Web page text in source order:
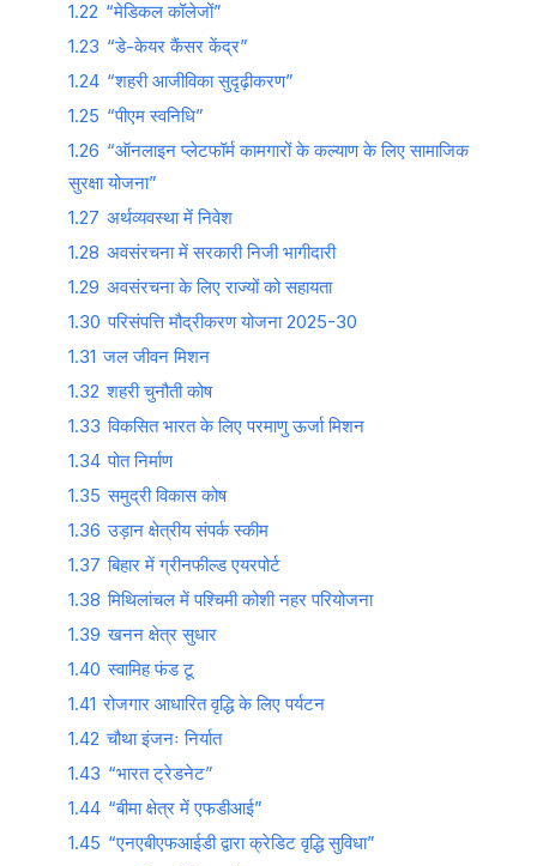
1.22 “मेडिकल कॉलेजों”
1.23 “डे-केयर कैंसर केंद्र”
1.24 “शहरी आजीविका सुदृढ़ीकरण”
1.25 “पीएम स्वनिधि”
1.26 “ऑनलाइन प्लेटफॉर्म कामगारों के कल्याण के लिए सामाजिक
सुरक्षा योजना”
1.27 अर्थव्यवस्था में निवेश
1.28 अवसंरचना में सरकारी निजी भागीदारी
1.29 अवसंरचना के लिए राज्यों को सहायता
1.30 परिसंपत्ति मौद्रीकरण योजना 2025-30
1.31 जल जीवन मिशन
1.32 शहरी चुनौती कोष
1.33 विकसित भारत के लिए परमाणु ऊर्जा मिशन
1.34 पोत निर्माण
1.35 समुद्री विकास कोष
1.36 उड़ान क्षेत्रीय संपर्क स्कीम
1.37 बिहार में ग्रीनफील्ड एयरपोर्ट
1.38 मिथिलांचल में पश्चिमी कोशी नहर परियोजना
1.39 खनन क्षेत्र सुधार
1.40 स्वामिह फंड टू
1.41 रोजगार आधारित वृद्धि के लिए पर्यटन
1.42 चौथा इंजनः निर्यात
1.43 “भारत ट्रेडनेट”
1.44 “बीमा क्षेत्र में एफडीआई”
1.45 “एनएबीएफआईडी द्वारा क्रेडिट वृद्धि सुविधा”